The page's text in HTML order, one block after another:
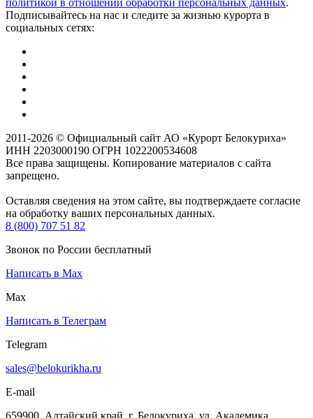
политикой в отношении обработки персональных данных.
Подписывайтесь на нас и следите за жизнью курорта в
социальных сетях:
2011-2026 © Официальный сайт АО «Курорт Белокуриха»
ИНН 2203000190 ОГРН 1022200534608
Все права защищены. Копирование материалов с сайта
запрещено.
Оставляя сведения на этом сайте, вы подтверждаете согласие
на обработку ваших персональных данных.
8 (800) 707 51 82
Звонок по России бесплатный
Написать в Max
Max
Написать в Телеграм
Telegram
sales@belokurikha.ru
E-mail